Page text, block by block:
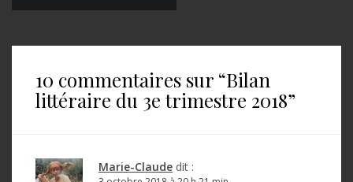
v
i
10 commentaires sur “Bilan
littéraire du 3e trimestre 2018”
Marie-Claude dit :